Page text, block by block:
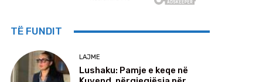
TË FUNDIT
LAJME
Lushaku: Pamje e keqe në